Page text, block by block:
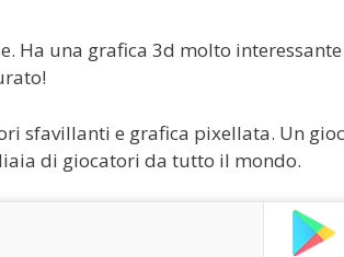
Ha una grafica 3d molto interessante
sfavillanti e grafica pixellata. Un
di giocatori da tutto il mondo.